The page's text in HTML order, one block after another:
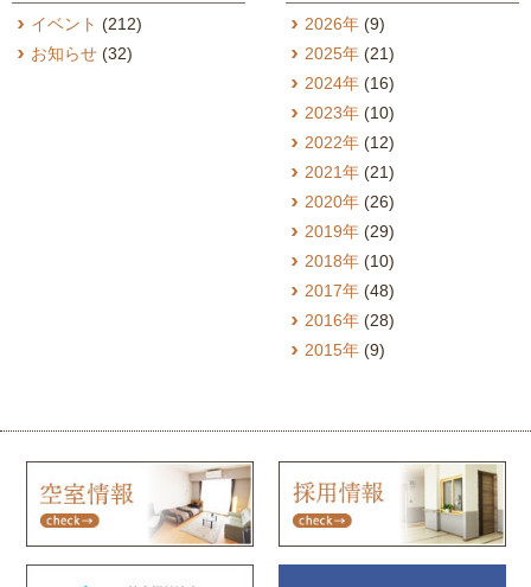
イベント (212)
お知らせ (32)
2026年 (9)
2025年 (21)
2024年 (16)
2023年 (10)
2022年 (12)
2021年 (21)
2020年 (26)
2019年 (29)
2018年 (10)
2017年 (48)
2016年 (28)
2015年 (9)